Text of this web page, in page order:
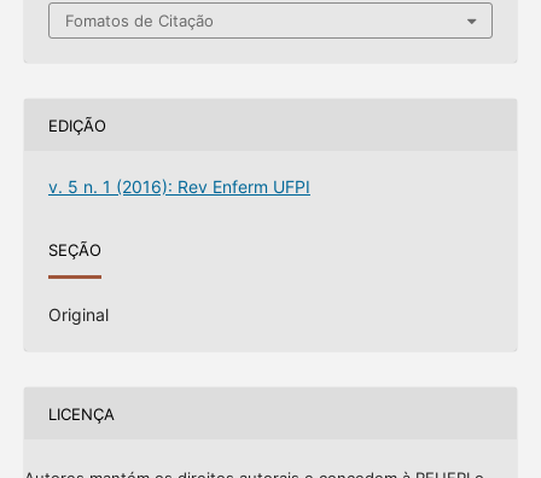
Fomatos de Citação
EDIÇÃO
v. 5 n. 1 (2016): Rev Enferm UFPI
SEÇÃO
Original
LICENÇA